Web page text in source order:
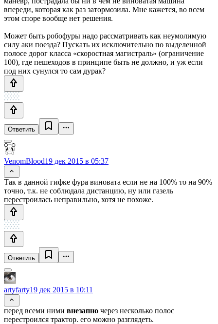
впереди, которая как раз затормозила. Мне кажется, во всем
этом споре вообще нет решения.
Может быть робофуры надо рассматривать как неумолимую
силу аки поезда? Пускать их исключительно по выделенной
полосе дорог класса «скоростная магистраль» (ограничение
100), где пешеходов в принципе быть не должно, и уж если
под них сунулся то сам дурак?
Ответить
VenomBlood19 дек 2015 в 05:37
Так в данной гифке фура виновата если не на 100% то на 90%
точно, т.к. не соблюдала дистанцию, ну или газель
перестроилась неправильно, хотя не похоже.
Ответить
artyfarty19 дек 2015 в 10:11
перед всеми ними внезапно через несколько полос
перестроился трактор. его можно разглядеть.